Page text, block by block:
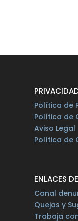
Política de
Política de
Aviso Legal
Política de
ENLACES
Canal
Quejas y
Trabaja